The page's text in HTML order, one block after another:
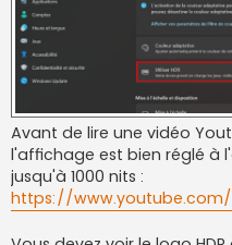
Avant de lire une vidéo
l'affichage est bien réglé à
jusqu'à 1000 nits :
https://www.youtube.com/